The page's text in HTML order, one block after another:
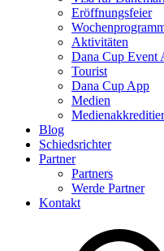
Eröffnungsfeier
Aktivitäten
Dana Cup Event
Tourist
Dana Cup App
Medien
Blog
Schiedsrichter
Partner
Partners
Werde Partner
Kontakt